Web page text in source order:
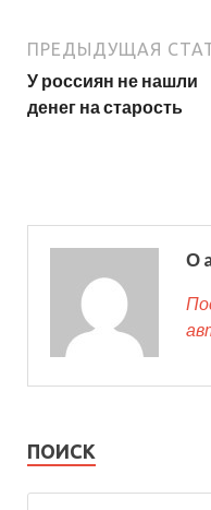
ПРЕДЫДУЩАЯ
У россиян не нашли
денег на старость
О
ПОИСК